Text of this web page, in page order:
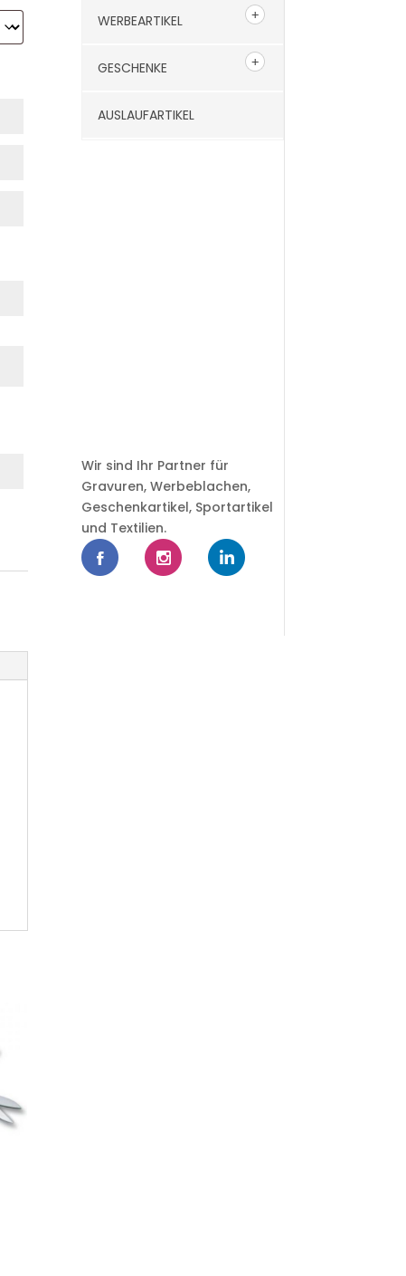
WERBEARTIKEL
GESCHENKE
AUSLAUFARTIKEL
Wir sind Ihr Partner für
Gravuren, Werbeblachen,
Geschenkartikel, Sportartikel
und Textilien.